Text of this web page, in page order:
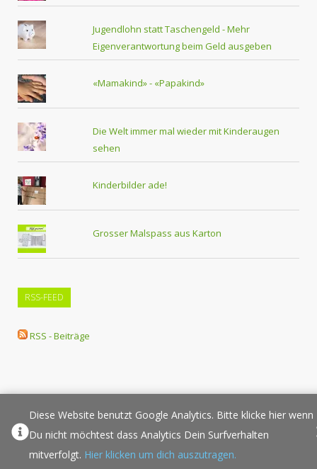
Jugendlohn statt Taschengeld - Mehr
Eigenverantwortung beim Geld ausgeben
«Mamakind» - «Papakind»
Die Welt immer mal wieder mit Kinderaugen
sehen
Kinderbilder ade!
Grosser Malspass aus Karton
RSS-FEED
RSS - Beiträge
Über Elternplanet Pressespiegel
Werbung/Sponsoring
Datenschutz
Diese Website benutzt Google Analytics. Bitte klicke hier wenn
Du nicht möchtest dass Analytics Dein Surfverhalten
mitverfolgt. Hier klicken um dich auszutragen.